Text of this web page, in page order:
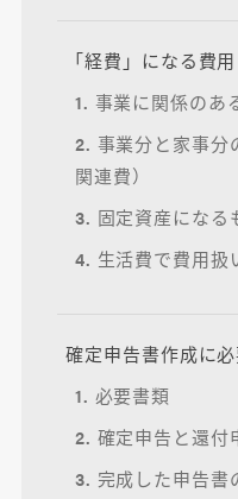
「経費」になる費
1. 事業に関係のあ
2. 事業分と家事分
関連費）
3. 固定資産になる
4. 生活費で費用扱
確定申告書作成に
1. 必要書類
2. 確定申告と還付
3. 完成した申告書